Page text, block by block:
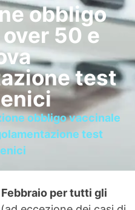
obbligo
50 e
test
obbligo vaccinale
test
per tutti gli